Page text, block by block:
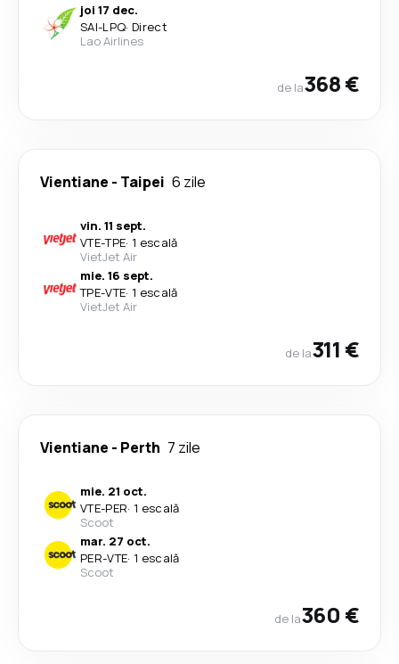
joi 17 dec.
SAI-LPQ· Direct
Lao Airlines
de la368 €
Vientiane - Taipei 6 zile
vin. 11 sept.
VTE-TPE· 1 escală
VietJet Air
mie. 16 sept.
TPE-VTE· 1 escală
VietJet Air
de la311 €
Vientiane - Perth 7 zile
mie. 21 oct.
VTE-PER· 1 escală
Scoot
mar. 27 oct.
PER-VTE· 1 escală
Scoot
de la360 €